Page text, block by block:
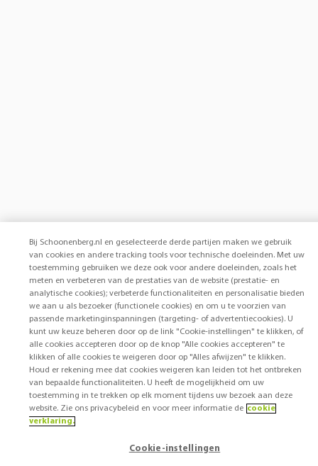
Bij Schoonenberg.nl en geselecteerde derde partijen maken we gebruik
van cookies en andere tracking tools voor technische doeleinden. Met uw
toestemming gebruiken we deze ook voor andere doeleinden, zoals het
meten en verbeteren van de prestaties van de website (prestatie- en
analytische cookies); verbeterde functionaliteiten en personalisatie bieden
we aan u als bezoeker (functionele cookies) en om u te voorzien van
passende marketinginspanningen (targeting- of advertentiecookies). U
kunt uw keuze beheren door op de link "Cookie-instellingen" te klikken, of
alle cookies accepteren door op de knop "Alle cookies accepteren" te
klikken of alle cookies te weigeren door op "Alles afwijzen" te klikken.
Houd er rekening mee dat cookies weigeren kan leiden tot het ontbreken
van bepaalde functionaliteiten. U heeft de mogelijkheid om uw
toestemming in te trekken op elk moment tijdens uw bezoek aan deze
website. Zie ons privacybeleid en voor meer informatie de cookie
verklaring.
Cookie-instellingen